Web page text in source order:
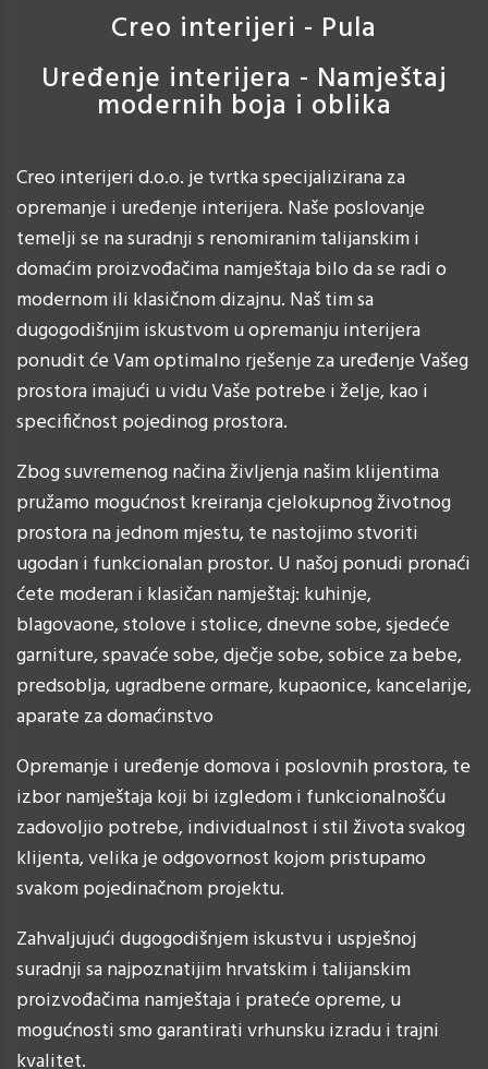
Creo interijeri - Pula
Uređenje interijera - Namještaj
modernih boja i oblika
Creo interijeri d.o.o. je tvrtka specijalizirana za
opremanje i uređenje interijera. Naše poslovanje
temelji se na suradnji s renomiranim talijanskim i
domaćim proizvođačima namještaja bilo da se radi o
modernom ili klasičnom dizajnu. Naš tim sa
dugogodišnjim iskustvom u opremanju interijera
ponudit će Vam optimalno rješenje za uređenje Vašeg
prostora imajući u vidu Vaše potrebe i želje, kao i
specifičnost pojedinog prostora.
Zbog suvremenog načina življenja našim klijentima
pružamo mogućnost kreiranja cjelokupnog životnog
prostora na jednom mjestu, te nastojimo stvoriti
ugodan i funkcionalan prostor. U našoj ponudi pronaći
ćete moderan i klasičan namještaj: kuhinje,
blagovaone, stolove i stolice, dnevne sobe, sjedeće
garniture, spavaće sobe, dječje sobe, sobice za bebe,
predsoblja, ugradbene ormare, kupaonice, kancelarije,
aparate za domaćinstvo
Opremanje i uređenje domova i poslovnih prostora, te
izbor namještaja koji bi izgledom i funkcionalnošću
zadovoljio potrebe, individualnost i stil života svakog
klijenta, velika je odgovornost kojom pristupamo
svakom pojedinačnom projektu.
Zahvaljujući dugogodišnjem iskustvu i uspješnoj
suradnji sa najpoznatijim hrvatskim i talijanskim
proizvođačima namještaja i prateće opreme, u
mogućnosti smo garantirati vrhunsku izradu i trajni
kvalitet.